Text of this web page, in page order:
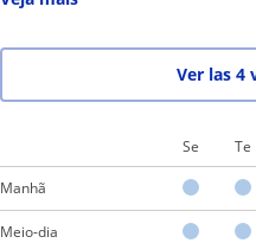
filha a entender a matéria,
esclarecedora e faz tudo ficar
Ver las 4
Se Te
Manhã
Meio-dia